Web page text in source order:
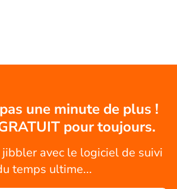
une minute de plus !
pour toujours.
jibbler avec le logiciel de suivi
temps ultime...